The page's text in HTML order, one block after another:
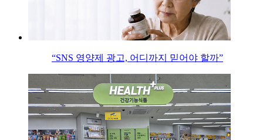
“SNS 영양제 광고, 어디까지 믿어야 할까”